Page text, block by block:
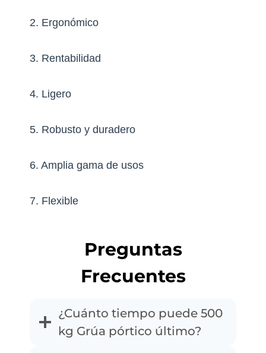
2. Ergonómico
3. Rentabilidad
4. Ligero
5. Robusto y duradero
6. Amplia gama de usos
7. Flexible
Preguntas
Frecuentes
¿Cuánto tiempo puede 500
kg Grúa pórtico último?